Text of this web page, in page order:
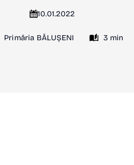
10.01.2022
Primăria BĂLUȘENI 3 min